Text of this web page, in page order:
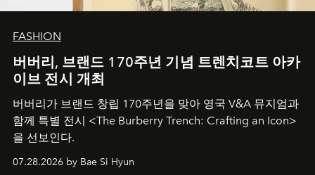
FASHION
버버리, 브랜드 170주년 기념 트렌치코트 아카
이브 전시 개최
버버리가 브랜드 창립 170주년을 맞아 영국 V&A 뮤지엄과
함께 특별 전시 <The Burberry Trench: Crafting an Icon>
을 선보인다.
07.28.2026 by Bae Si Hyun